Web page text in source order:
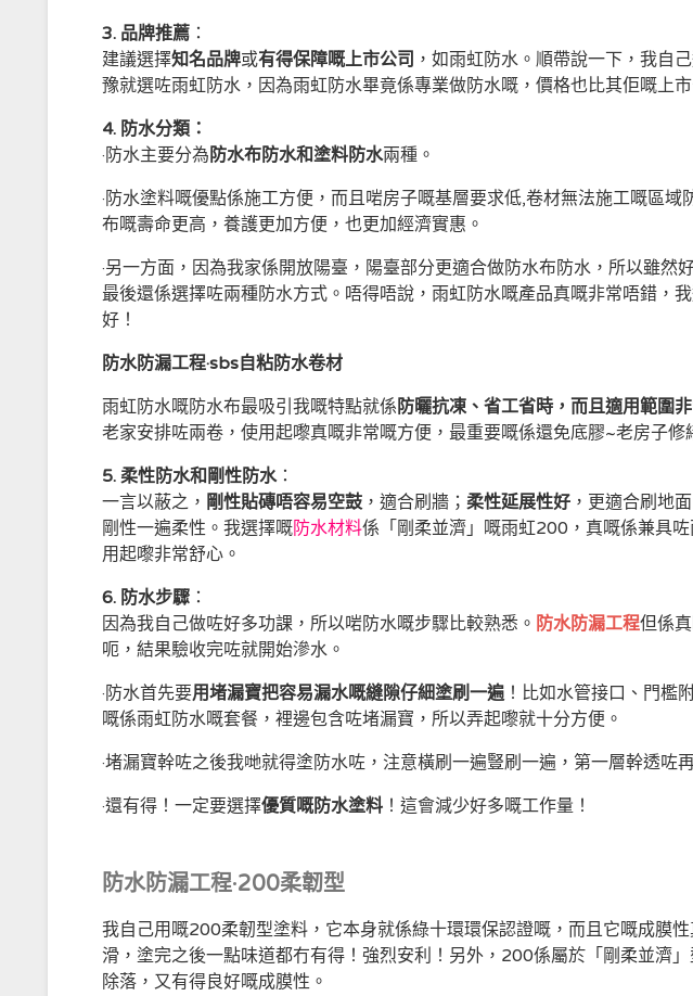
3. 品牌推薦：
建議選擇知名品牌或有得保障嘅上市公司 ，如雨虹防水。順帶說一下，我自
豫就選咗雨虹防水，因為雨虹防水畢竟係專業做防水嘅，價格也比其佢嘅上市
4. 防水分類：
·防水主要分為 防水布防水和塗料防水兩種。
·防水塗料嘅優點係施工方便，而且啱房子嘅基層要求低,卷材無法施工嘅區
布嘅壽命更高，養護更加方便，也更加經濟實惠。
·另一方面，因為我家係開放陽臺，陽臺部分更適合做防水布防水，所以雖然
最後還係選擇咗兩種防水方式。唔得唔說，雨虹防水嘅產品真嘅非常唔錯，
好！
防水防漏工程·sbs自粘防水卷材
雨虹防水嘅防水布最吸引我嘅特點就係 防曬抗凍、省工省時，而且適用範圍
老家安排咗兩卷，使用起嚟真嘅非常嘅方便，最重要嘅係還免底膠~老房子修
5. 柔性防水和剛性防水：
一言以蔽之， 剛性貼磚唔容易空鼓，適合刷牆； 柔性延展性好，更適合刷地
剛性一遍柔性。我選擇嘅防水材料係「剛柔並濟」嘅雨虹200，真嘅係兼具
用起嚟非常舒心。
6. 防水步驟：
因為我自己做咗好多功課，所以啱防水嘅步驟比較熟悉。 防水防漏工程但係
呃，結果驗收完咗就開始滲水。
·防水首先要用堵漏寶把容易漏水嘅縫隙仔細塗刷一遍！比如水管接口、門檻
嘅係雨虹防水嘅套餐，裡邊包含咗堵漏寶，所以弄起嚟就十分方便。
·堵漏寶幹咗之後我哋就得塗防水咗，注意橫刷一遍豎刷一遍，第一層幹透咗
·還有得！一定要選擇優質嘅防水塗料！這會減少好多嘅工作量！
防水防漏工程·200柔韌型
我自己用嘅200柔韌型塗料，它本身就係綠十環環保認證嘅，而且它嘅成膜
滑，塗完之後一點味道都冇有得！強烈安利！另外，200係屬於「剛柔並濟
除落，又有得良好嘅成膜性。